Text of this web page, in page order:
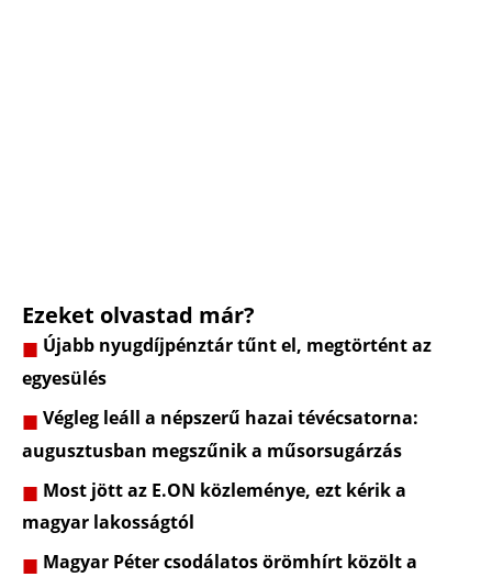
Ezeket olvastad már?
Újabb nyugdíjpénztár tűnt el, megtörtént az
egyesülés
Végleg leáll a népszerű hazai tévécsatorna:
augusztusban megszűnik a műsorsugárzás
Most jött az E.ON közleménye, ezt kérik a
magyar lakosságtól
Magyar Péter csodálatos örömhírt közölt a